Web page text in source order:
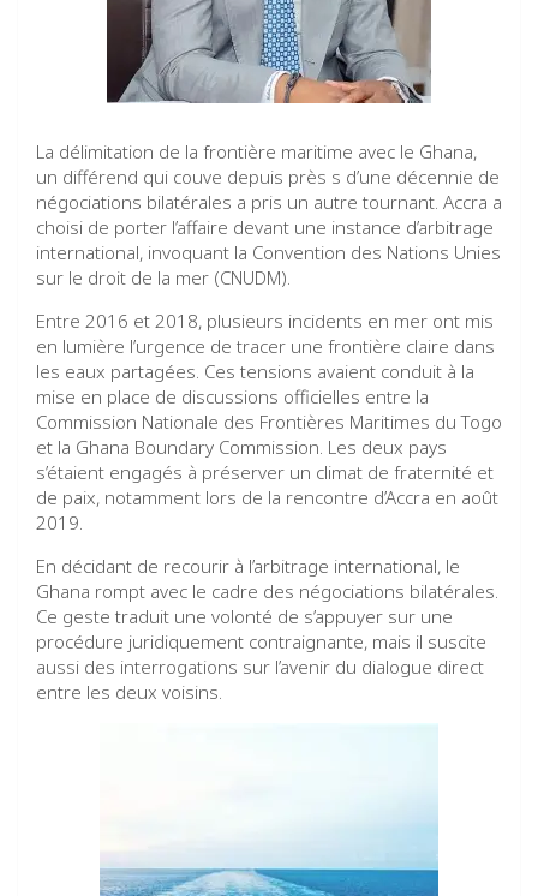
La délimitation de la frontière maritime avec le Ghana,
un différend qui couve depuis près s d’une décennie de
négociations bilatérales a pris un autre tournant. Accra a
choisi de porter l’affaire devant une instance d’arbitrage
international, invoquant la Convention des Nations Unies
sur le droit de la mer (CNUDM).
Entre 2016 et 2018, plusieurs incidents en mer ont mis
en lumière l’urgence de tracer une frontière claire dans
les eaux partagées. Ces tensions avaient conduit à la
mise en place de discussions officielles entre la
Commission Nationale des Frontières Maritimes du Togo
et la Ghana Boundary Commission. Les deux pays
s’étaient engagés à préserver un climat de fraternité et
de paix, notamment lors de la rencontre d’Accra en août
2019.
En décidant de recourir à l’arbitrage international, le
Ghana rompt avec le cadre des négociations bilatérales.
Ce geste traduit une volonté de s’appuyer sur une
procédure juridiquement contraignante, mais il suscite
aussi des interrogations sur l’avenir du dialogue direct
entre les deux voisins.